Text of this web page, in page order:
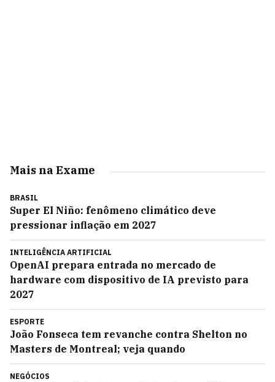
Mais na Exame
BRASIL
Super El Niño: fenômeno climático deve
pressionar inflação em 2027
INTELIGÊNCIA ARTIFICIAL
OpenAI prepara entrada no mercado de
hardware com dispositivo de IA previsto para
2027
ESPORTE
João Fonseca tem revanche contra Shelton no
Masters de Montreal; veja quando
NEGÓCIOS